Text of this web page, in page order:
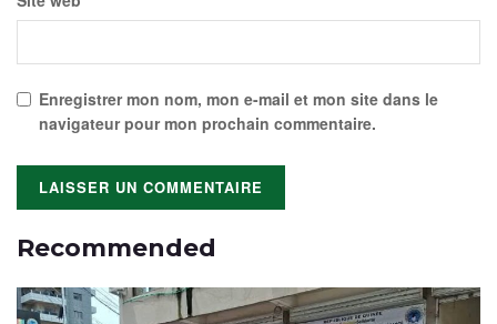
Enregistrer mon nom, mon e-mail et mon site dans le
navigateur pour mon prochain commentaire.
Recommended